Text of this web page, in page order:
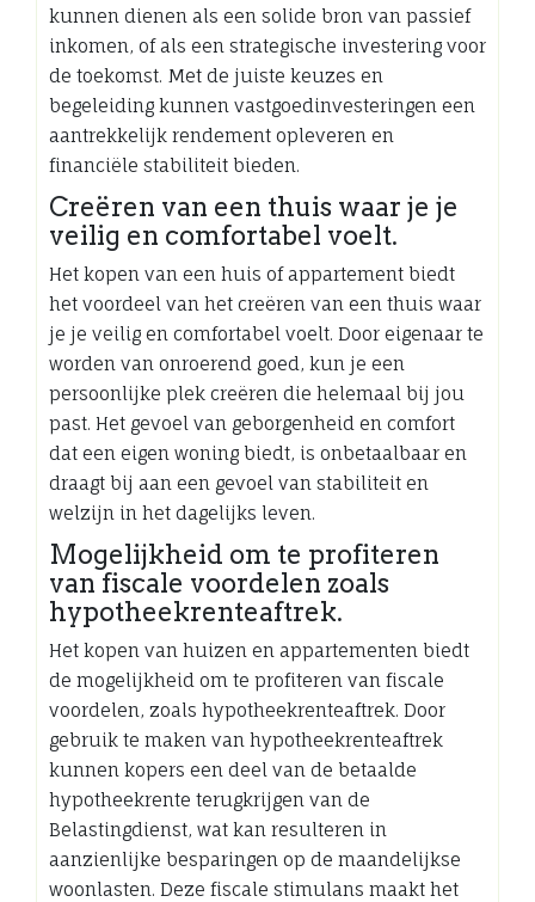
kunnen dienen als een solide bron van passief
inkomen, of als een strategische investering voor
de toekomst. Met de juiste keuzes en
begeleiding kunnen vastgoedinvesteringen een
aantrekkelijk rendement opleveren en
financiële stabiliteit bieden.
Creëren van een thuis waar je je
veilig en comfortabel voelt.
Het kopen van een huis of appartement biedt
het voordeel van het creëren van een thuis waar
je je veilig en comfortabel voelt. Door eigenaar te
worden van onroerend goed, kun je een
persoonlijke plek creëren die helemaal bij jou
past. Het gevoel van geborgenheid en comfort
dat een eigen woning biedt, is onbetaalbaar en
draagt bij aan een gevoel van stabiliteit en
welzijn in het dagelijks leven.
Mogelijkheid om te profiteren
van fiscale voordelen zoals
hypotheekrenteaftrek.
Het kopen van huizen en appartementen biedt
de mogelijkheid om te profiteren van fiscale
voordelen, zoals hypotheekrenteaftrek. Door
gebruik te maken van hypotheekrenteaftrek
kunnen kopers een deel van de betaalde
hypotheekrente terugkrijgen van de
Belastingdienst, wat kan resulteren in
aanzienlijke besparingen op de maandelijkse
woonlasten. Deze fiscale stimulans maakt het